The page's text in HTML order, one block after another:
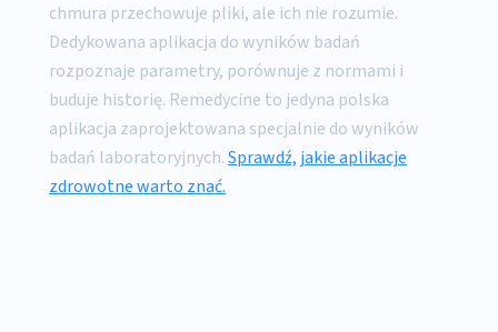
chmura przechowuje pliki, ale ich nie rozumie.
Dedykowana aplikacja do wyników badań
rozpoznaje parametry, porównuje z normami i
buduje historię. Remedycine to jedyna polska
aplikacja zaprojektowana specjalnie do wyników
badań laboratoryjnych.Sprawdź, jakie aplikacje
zdrowotne warto znać.